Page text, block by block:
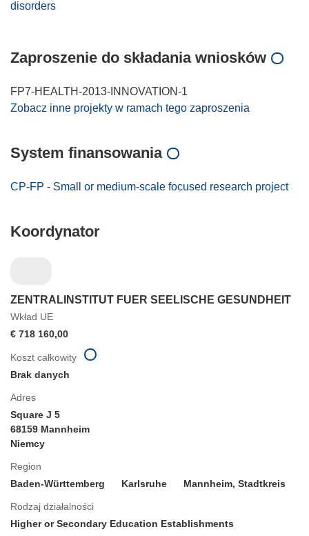
disorders
Zaproszenie do składania wniosków
FP7-HEALTH-2013-INNOVATION-1
Zobacz inne projekty w ramach tego zaproszenia
System finansowania
CP-FP - Small or medium-scale focused research project
Koordynator
ZENTRALINSTITUT FUER SEELISCHE GESUNDHEIT
Wkład UE
€ 718 160,00
Adres
Square J 5
68159 Mannheim
Niemcy
Region
Baden-Württemberg
Karlsruhe Mannheim, Stadtkreis
Rodzaj działalności
Higher or Secondary Education Establishments
Koszt całkowity
Brak danych